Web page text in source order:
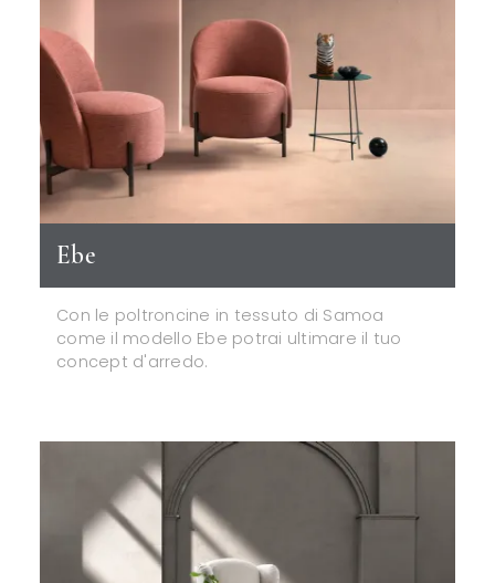
Ebe
Con le poltroncine in tessuto di Samoa
come il modello Ebe potrai ultimare il tuo
concept d'arredo.